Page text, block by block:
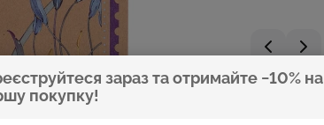
зараз та отримайте −10% на
покупку!